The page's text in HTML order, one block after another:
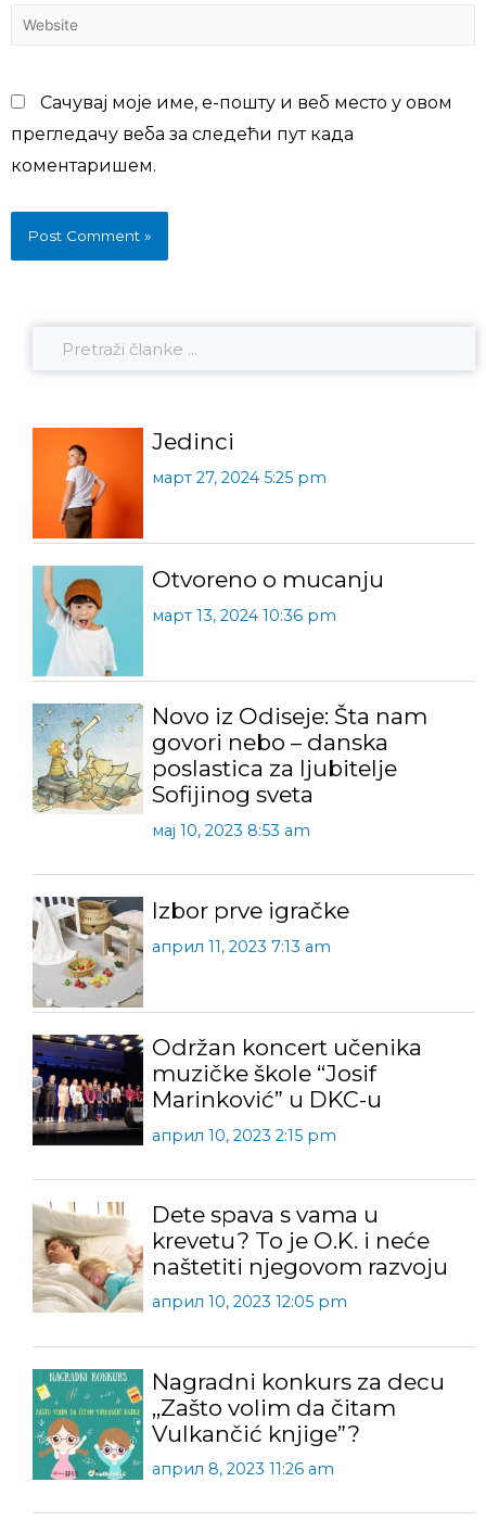
Сачувај моје име, е-пошту и веб место у овом
прегледачу веба за следећи пут када
коментаришем.
Jedinci
март 27, 2024 5:25 pm
Otvoreno o mucanju
март 13, 2024 10:36 pm
Novo iz Odiseje: Šta nam
govori nebo – danska
poslastica za ljubitelje
Sofijinog sveta
мај 10, 2023 8:53 am
Izbor prve igračke
април 11, 2023 7:13 am
Održan koncert učenika
muzičke škole “Josif
Marinković” u DKC-u
април 10, 2023 2:15 pm
Dete spava s vama u
krevetu? To je O.K. i neće
naštetiti njegovom razvoju
април 10, 2023 12:05 pm
Nagradni konkurs za decu
,,Zašto volim da čitam
Vulkančić knjige”?
април 8, 2023 11:26 am